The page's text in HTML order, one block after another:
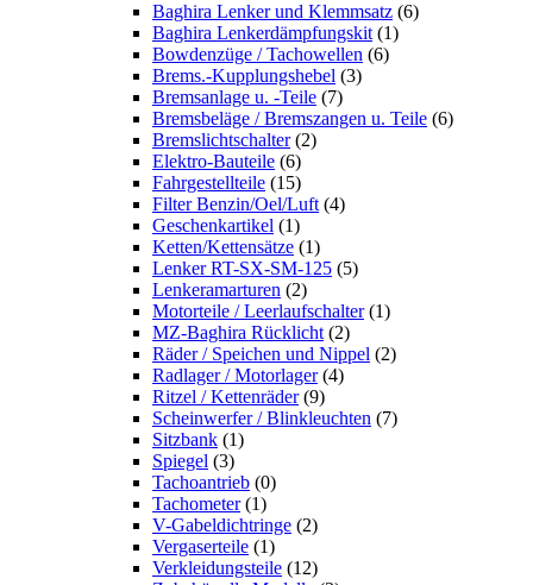
Baghira Lenker und Klemmsatz (6)
Baghira Lenkerdämpfungskit (1)
Bowdenzüge / Tachowellen (6)
Brems.-Kupplungshebel (3)
Bremsanlage u. -Teile (7)
Bremsbeläge / Bremszangen u. Teile (6)
Bremslichtschalter (2)
Elektro-Bauteile (6)
Fahrgestellteile (15)
Filter Benzin/Oel/Luft (4)
Geschenkartikel (1)
Ketten/Kettensätze (1)
Lenker RT-SX-SM-125 (5)
Lenkeramarturen (2)
Motorteile / Leerlaufschalter (1)
MZ-Baghira Rücklicht (2)
Räder / Speichen und Nippel (2)
Radlager / Motorlager (4)
Ritzel / Kettenräder (9)
Scheinwerfer / Blinkleuchten (7)
Sitzbank (1)
Spiegel (3)
Tachoantrieb (0)
Tachometer (1)
V-Gabeldichtringe (2)
Vergaserteile (1)
Verkleidungsteile (12)